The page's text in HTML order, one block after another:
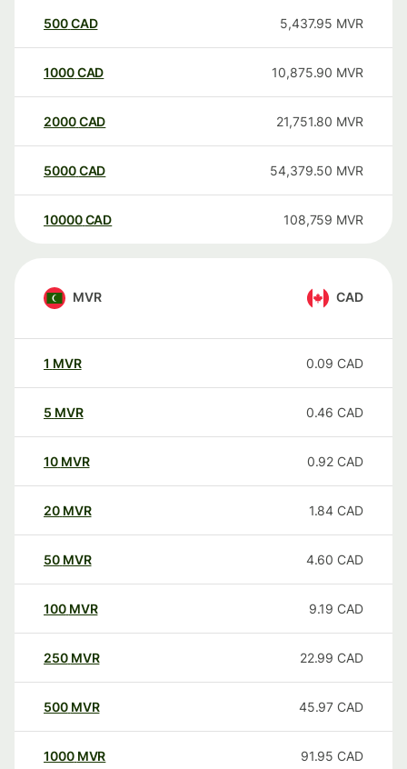
500CAD 5,437.95 MVR
1000CAD 10,875.90 MVR
2000CAD 21,751.80 MVR
5000CAD 54,379.50 MVR
10000 CAD 108,759 MVR
MVR CAD
1 MVR 0.09 CAD
5 MVR 0.46 CAD
10 MVR 0.92 CAD
20 MVR 1.84 CAD
50 MVR 4.60 CAD
100 MVR 9.19 CAD
250 MVR 22.99 CAD
500 MVR 45.97 CAD
1000 MVR 91.95 CAD